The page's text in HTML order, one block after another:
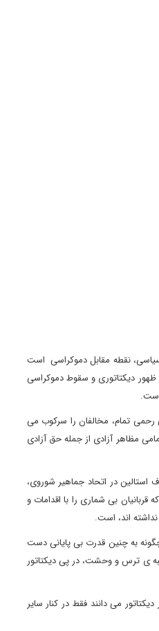
منظر سیاسی، نقطه مقابل دموکراسی است
دیکتاتوری و سقوط دموکراسی
رحمی تمام، مخالفان را سرکوب می
مظاهر آزادی از جمله حق آزادی
استالین در اتحاد جماهیر شوروی،
بی شماری را با اقدامات و
اند، است.
به چنین قدرت بی پایانی دست
ی ترس و وحشت، در پی دیکتاتور
می دانند فقط در کنار سایر